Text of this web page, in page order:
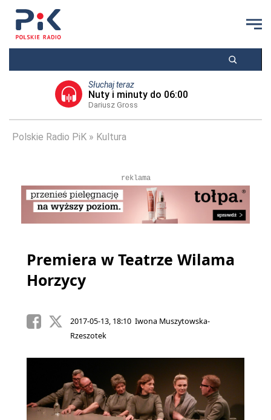
Słuchaj teraz
Nuty i minuty do 06:00
Dariusz Gross
Polskie Radio PiK Kultura
reklama
Premiera w Teatrze Wilama
Horzycy
2017-05-13, 18:10 Iwona Muszytowska-
Rzeszotek